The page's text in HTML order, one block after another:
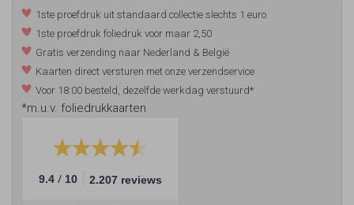
1ste proefdruk uit standaard collectie slechts 1 euro
1ste proefdruk foliedruk voor maar 2,50
Gratis verzending naar Nederland & België
Kaarten direct versturen met onze verzendservice
Voor 18:00 besteld, dezelfde werkdag verstuurd*
*m.u.v. foliedrukkaarten
9.4 / 10 2.207 reviews